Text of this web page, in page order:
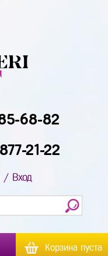
68-82
21-22
/ Вход
Корзина пуста